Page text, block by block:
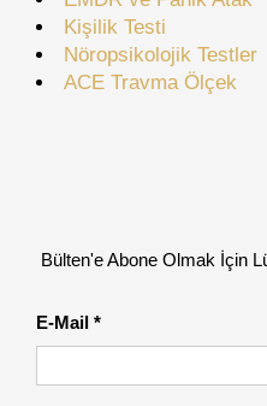
Kişilik Testi
Nöropsikolojik Testler
ACE Travma Ölçek
Bülten'e Abone Olmak İçin
E-Mail *